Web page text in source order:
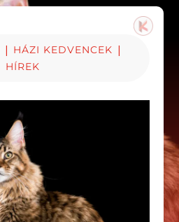
| HÁZI KEDVENCEK |
HÍREK